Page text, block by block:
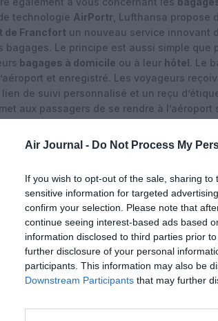
Air Journal - Do Not Process My
If you wish to opt-out of the sale, sharing
sensitive information for targeted
confirm your selection. Please note that
continue seeing interest-based ads based
information disclosed to third parties prior
further disclosure of your personal
participants. This information may also be
Downstream Participants that may further
technologie AirPortr , Lufthansa propose
de Francfort un nouveau service innovant
bagages. Le principe est aussi simple que
bagages à domicile ou à leur hôtel. Le
et enregistré. Les voyageurs
de suivi personnalisé et un reçu
aux passagers de se rendre à l’aéroport
directement au contrôle de sécurité,
ses passagers vers leurs
semaines, et plus particulièrement
nous avons de nouveau assuré des vols
la plus chargée de l’année. Nos équipes,
remarquable pour offrir à nos passagers la
Jens Ritter.